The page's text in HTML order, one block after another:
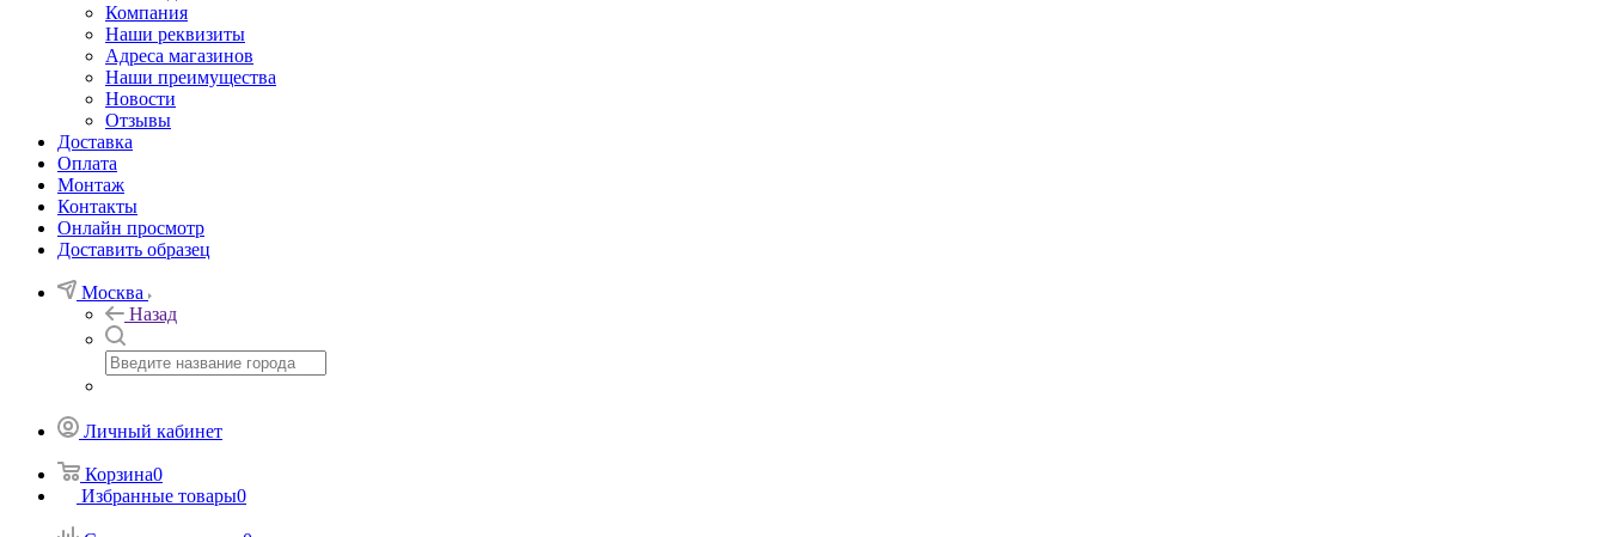
Компания
Наши реквизиты
Адреса магазинов
Наши преимущества
Новости
Отзывы
Доставка
Оплата
Монтаж
Контакты
Онлайн просмотр
Доставить образец
Москва
Назад
Личный кабинет
Корзина0
Избранные товары0